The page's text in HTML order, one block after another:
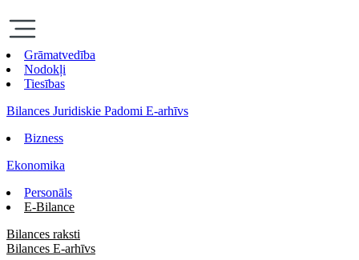
Grāmatvedība
Nodokļi
Tiesības
Bilances Juridiskie Padomi E-arhīvs
Bizness
Ekonomika
Personāls
E-Bilance
Bilances raksti
Bilances E-arhīvs